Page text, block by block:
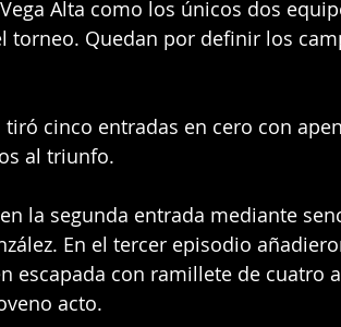
Alta como los únicos dos
torneo. Quedan por definir los
cinco entradas en cero con
al triunfo.
la segunda entrada mediante
En el tercer episodio
escapada con ramillete de cuatro
acto.